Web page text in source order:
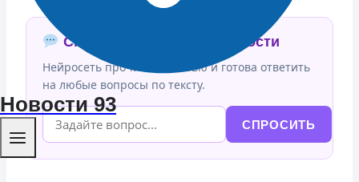
Новости 93
Спросить ИИ об этой новости
Нейросеть прочитала статью и готова ответить
на любые вопросы по тексту.
СПРОСИТЬ